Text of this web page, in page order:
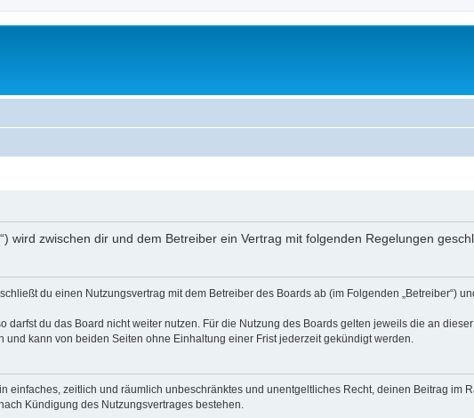
wird zwischen dir und dem Betreiber ein Vertrag mit folgenden Regelungen
du einen Nutzungsvertrag mit dem Betreiber des Boards ab (im Folgenden „Betreiber“)
darfst du das Board nicht weiter nutzen. Für die Nutzung des Boards gelten jeweils die an
und kann von beiden Seiten ohne Einhaltung einer Frist jederzeit gekündigt werden.
einfaches, zeitlich und räumlich unbeschränktes und unentgeltliches Recht, deinen Beitrag im
Kündigung des Nutzungsvertrages bestehen.